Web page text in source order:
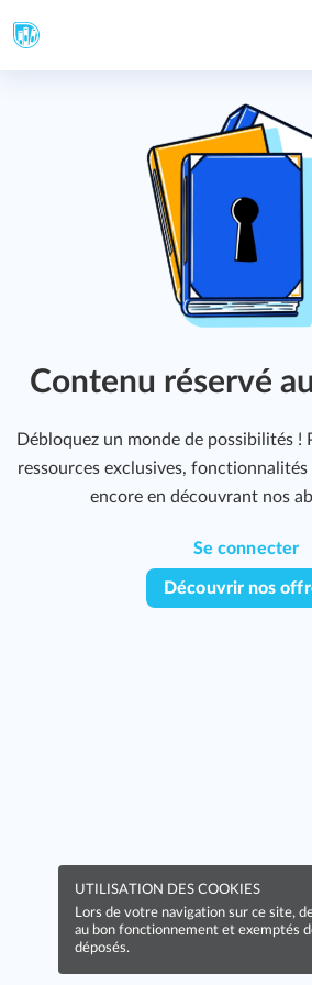
Contenu réservé
Débloquez un monde de possibilités !
ressources exclusives, fonctionnalités
encore en découvrant nos
Se connecter
Découvrir nos
UTILISATION DES COOKIES
Lors de votre navigation sur ce site,
au bon fonctionnement et exemptés
déposés.